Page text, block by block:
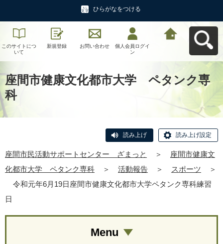
ひらがなをつける
このサイトにつ
いて
新規登録 お問い合わせ
個人会員ログイ
ン
座間市健康文化都市大学 ペタンク専
科
読み上げ 読み上げ設定
座間市民活動サポートセンター ざまっと ＞
座間市健康文
化都市大学 ペタンク専科
＞ 活動報告 ＞ スポーツ
＞
令和元年6月19日座間市健康文化都市大学ペタンク専科練習
日
Menu